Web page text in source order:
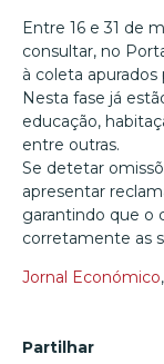
Entre 16 e 31 de
consultar, no
à coleta apurados
Nesta fase já
educação,
entre outras.
Se detetar
apresentar
garantindo que o
corretamente as
Jornal Económico
Partilhar